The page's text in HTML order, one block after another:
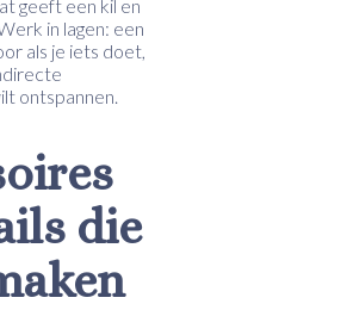
geeft een kil en
in lagen: een
als je iets doet,
ontspannen.
die